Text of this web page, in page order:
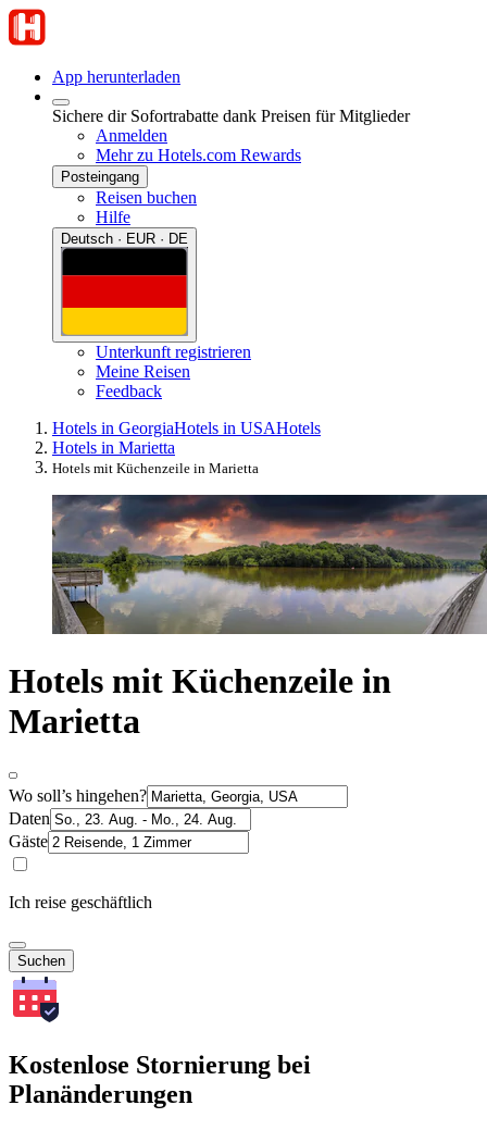
App herunterladen
Sichere dir Sofortrabatte dank Preisen für Mitglieder
Anmelden
Mehr zu Hotels.com Rewards
Posteingang
Reisen buchen
Hilfe
Deutsch · EUR · DE
Unterkunft registrieren
Meine Reisen
Feedback
Hotels in GeorgiaHotels in USAHotels
Hotels in Marietta
Hotels mit Küchenzeile in Marietta
Hotels mit Küchenzeile in
Marietta
Wo soll’s hingehen?
Daten
Gäste
Ich reise geschäftlich
Suchen
Kostenlose Stornierung bei
Planänderungen